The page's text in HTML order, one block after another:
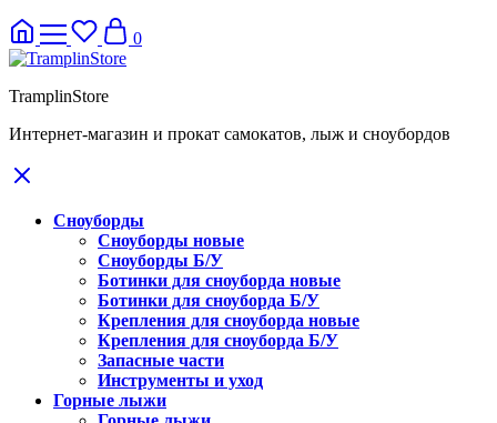
0
TramplinStore
Интернет-магазин и прокат самокатов, лыж и сноубордов
Сноуборды
Сноуборды новые
Сноуборды Б/У
Ботинки для сноуборда новые
Ботинки для сноуборда Б/У
Крепления для сноуборда новые
Крепления для сноуборда Б/У
Запасные части
Инструменты и уход
Горные лыжи